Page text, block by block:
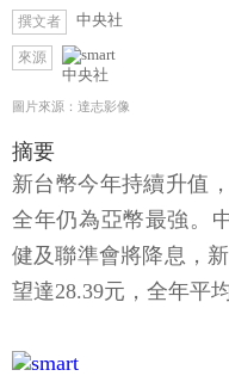
撰文者 中央社
來源
中央社
圖片來源：達志影像
摘要
新台幣今年持續升值
全年仍為亞幣最強。
健及聯準會將降息，
望達28.39元，全年平